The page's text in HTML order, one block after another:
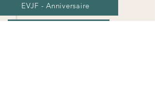
EVJF - Anniversaire